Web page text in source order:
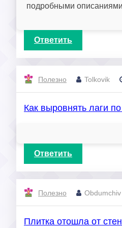
подробными
Ответить
Полезно Tolkovik
Как выровнять лаги
Ответить
Полезно Obdumchiv
Плитка отошла от